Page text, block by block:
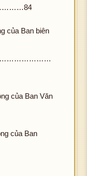
của Ban biên
của Ban Văn
của Ban